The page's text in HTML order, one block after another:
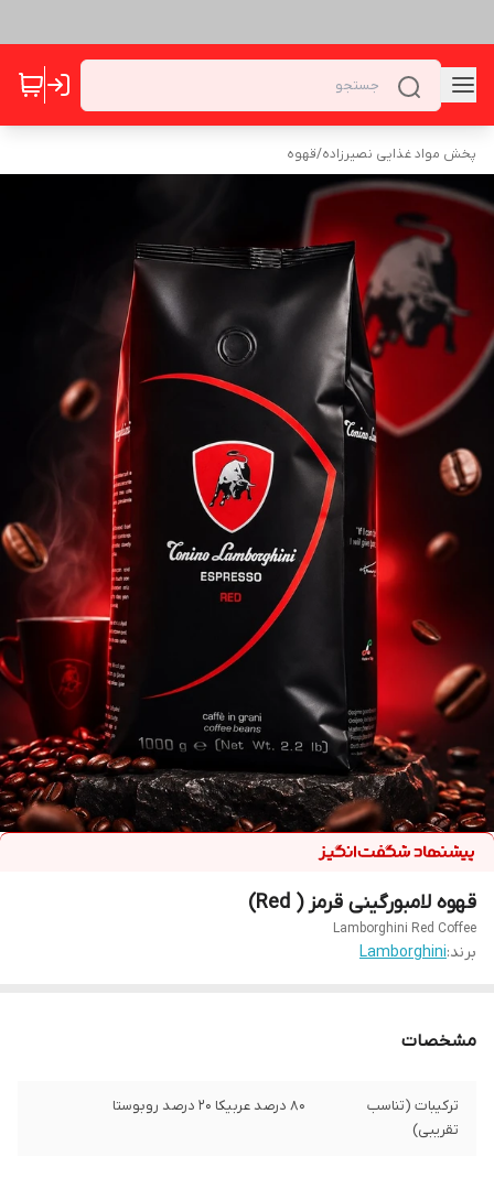
پخش مواد غذایی نصیرزاده/قهوه
قهوه لامبورگینی قرمز ( Red)
Lamborghini Red Coffee
برند:Lamborghini
مشخصات
ترکیبات (تناسب
تقریبی)
80 درصد عربیکا 20 درصد روبوستا